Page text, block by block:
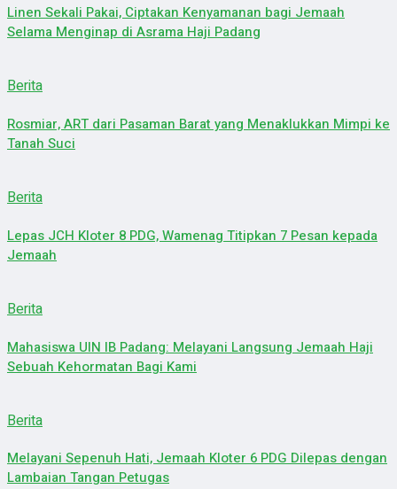
Linen Sekali Pakai, Ciptakan Kenyamanan bagi Jemaah
Selama Menginap di Asrama Haji Padang
Berita
Rosmiar, ART dari Pasaman Barat yang Menaklukkan Mimpi ke
Tanah Suci
Berita
Lepas JCH Kloter 8 PDG, Wamenag Titipkan 7 Pesan kepada
Jemaah
Berita
Mahasiswa UIN IB Padang: Melayani Langsung Jemaah Haji
Sebuah Kehormatan Bagi Kami
Berita
Melayani Sepenuh Hati, Jemaah Kloter 6 PDG Dilepas dengan
Lambaian Tangan Petugas